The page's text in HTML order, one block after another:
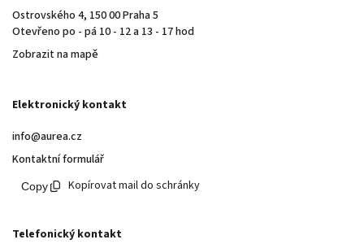
Ostrovského 4, 150 00 Praha 5
Otevřeno po - pá 10 - 12 a 13 - 17 hod
Zobrazit na mapě
Elektronický kontakt
info@aurea.cz
Kontaktní formulář
Kopírovat mail do schránky
Telefonický kontakt